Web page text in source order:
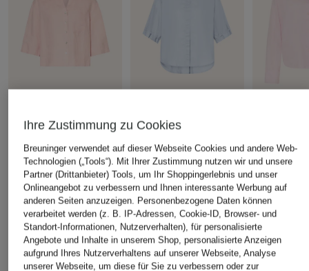
Blusenshirt FLIPPA aus
Leinen
CHF 119
Hemdbluse FINOA
CHF 70
Ursprünglich:CHF 100
CHF 55
Ursprünglich:
ÄHNLICHE ARTIKEL ENTDECKEN
Ihre Zustimmung zu Cookies
Breuninger verwendet auf dieser Webseite Cookies und andere Web-
Technologien („Tools“). Mit Ihrer Zustimmung nutzen wir und unsere
Partner (Drittanbieter) Tools, um Ihr Shoppingerlebnis und unser
Onlineangebot zu verbessern und Ihnen interessante Werbung auf
anderen Seiten anzuzeigen. Personenbezogene Daten können
verarbeitet werden (z. B. IP-Adressen, Cookie-ID, Browser- und
Standort-Informationen, Nutzerverhalten), für personalisierte
Angebote und Inhalte in unserem Shop, personalisierte Anzeigen
aufgrund Ihres Nutzerverhaltens auf unserer Webseite, Analyse
unserer Webseite, um diese für Sie zu verbessern oder zur